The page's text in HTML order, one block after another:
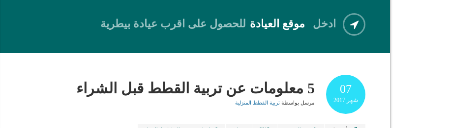
ادخل موقع العيادة للحصول على اقرب عيادة بيطرية
07
شهر 2017
5 معلومات عن تربية القطط قبل الشراء
مرسل بواسطة تربية القطط المنزلية